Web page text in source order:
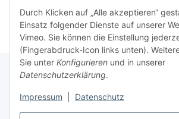
Durch Klicken auf „Alle akzeptieren“
Einsatz folgender Dienste auf unserer
Vimeo. Sie können die Einstellung
(Fingerabdruck-Icon links unten).
Sie unter Konfigurieren und in unserer
Datenschutzerklärung.
Impressum Datenschutz
Informationen